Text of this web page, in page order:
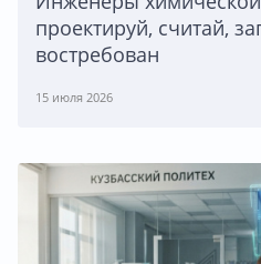
проектируй, считай,
востребован
15 июля 2026